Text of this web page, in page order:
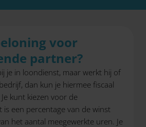
voor
partner?
je in loondienst, maar werkt hij of
dan kun je hiermee fiscaal
kunt kiezen voor de
is een percentage van de winst
het aantal meegewerkte uren. Je